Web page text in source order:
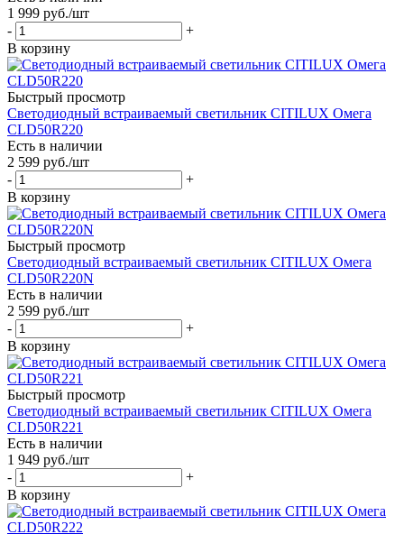
1 999 руб./шт
-
+
В корзину
Быстрый просмотр
Светодиодный встраиваемый светильник CITILUX Омега
CLD50R220
Есть в наличии
2 599 руб./шт
-
+
В корзину
Быстрый просмотр
Светодиодный встраиваемый светильник CITILUX Омега
CLD50R220N
Есть в наличии
2 599 руб./шт
-
+
В корзину
Быстрый просмотр
Светодиодный встраиваемый светильник CITILUX Омега
CLD50R221
Есть в наличии
1 949 руб./шт
-
+
В корзину